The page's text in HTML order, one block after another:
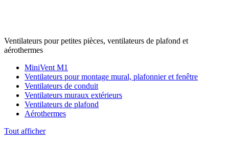
Ventilateurs pour petites pièces, ventilateurs de plafond et
aérothermes
MiniVent M1
Ventilateurs pour montage mural, plafonnier et fenêtre
Ventilateurs de conduit
Ventilateurs muraux extérieurs
Ventilateurs de plafond
Aérothermes
Tout afficher